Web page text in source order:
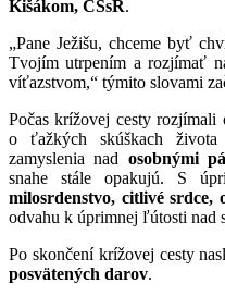
Kišákom, CSsR.
„Pane Ježišu, chceme byť
Tvojím utrpením a rozjímať
víťazstvom,“ týmito slovami
Počas krížovej cesty
o ťažkých skúškach
zamyslenia nad osobnými
snahe stále opakujú. S
milosrdenstvo, citlivé
odvahu k úprimnej ľútosti nad
Po skončení krížovej cesty
posvätených darov.